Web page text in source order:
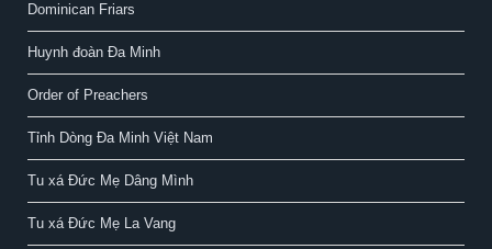
Dominican Friars
Huynh đoàn Đa Minh
Order of Preachers
Tỉnh Dòng Đa Minh Việt Nam
Tu xá Đức Mẹ Dâng Mình
Tu xá Đức Mẹ La Vang